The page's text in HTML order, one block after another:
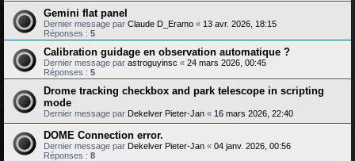
Gemini flat panel
Dernier message par Claude D_Eramo « 13 avr. 2026, 18:15
Réponses : 5
Calibration guidage en observation automatique ?
Dernier message par astroguyinsc « 24 mars 2026, 00:45
Réponses : 5
Drome tracking checkbox and park telescope in scripting
mode
Dernier message par Dekelver Pieter-Jan « 16 mars 2026, 22:40
DOME Connection error.
Dernier message par Dekelver Pieter-Jan « 04 janv. 2026, 00:56
Réponses : 8